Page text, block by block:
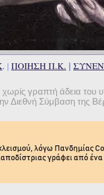
. | ΠΟΙΗΣΗ Π.Κ. |
γραπτή άδεια του
Διεθνή Σύμβαση της